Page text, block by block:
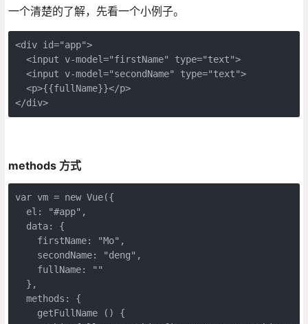
一个清楚的了解，先看一个小例子。
<div id="app">
  <input v-model="firstName" type="text">
  <input v-model="secondName" type="text">
  <p>{{fullName}}</p>
</div>
methods 方式
var vm = new Vue({
  el: "#app",
  data: {
    firstName: "Mo",
    secondName: "deng",
    fullName: ""
  },
  methods: {
    getFullName () {